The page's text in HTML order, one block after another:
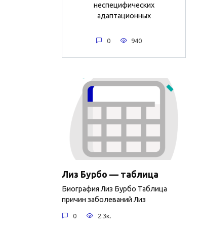
неспецифических
адаптационных
0 940
Лиз Бурбо — таблица
Биография Лиз Бурбо Таблица
причин заболеваний Лиз
0 2.3к.